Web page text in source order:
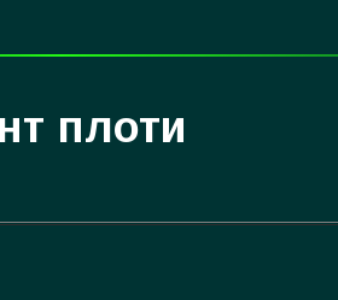
плоти